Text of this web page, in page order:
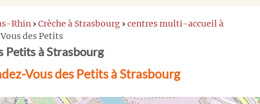
Rhin › Crèche à Strasbourg › centres multi-accueil à
des Petits
Petits à Strasbourg
Vous des Petits à Strasbourg